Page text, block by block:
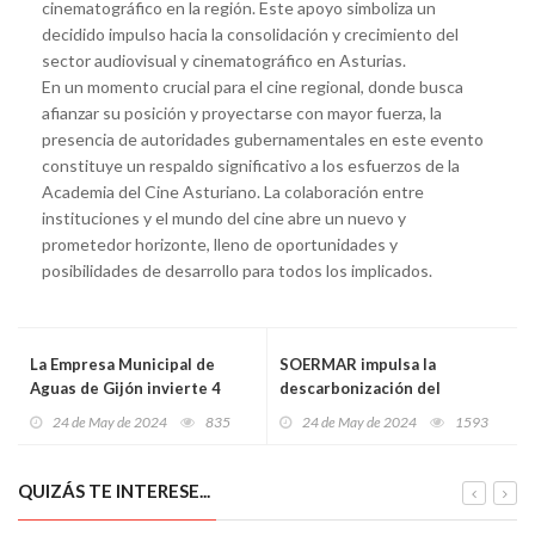
cinematográfico en la región. Este apoyo simboliza un
decidido impulso hacia la consolidación y crecimiento del
sector audiovisual y cinematográfico en Asturias.
En un momento crucial para el cine regional, donde busca
afianzar su posición y proyectarse con mayor fuerza, la
presencia de autoridades gubernamentales en este evento
constituye un respaldo significativo a los esfuerzos de la
Academia del Cine Asturiano. La colaboración entre
instituciones y el mundo del cine abre un nuevo y
prometedor horizonte, lleno de oportunidades y
posibilidades de desarrollo para todos los implicados.
La Empresa Municipal de
Aguas de Gijón invierte 4
modernización de la
24 de May de 2024 835
SOERMAR impulsa la
descarbonización del
Navalia con cuatro proyectos
24 de May de 2024 1593
QUIZÁS TE INTERESE...